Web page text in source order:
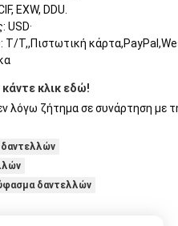
EXW, DDU.
USD·
T,,Πιστωτική
κλικ εδώ!
λόγω ζήτημα σε συνάρτηση με
δαντελλών
δαντελλών